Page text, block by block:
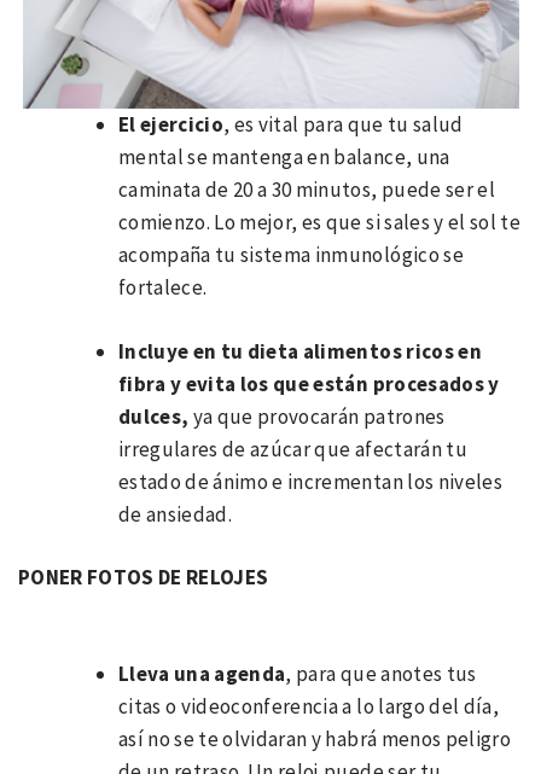
El ejercicio, es vital para que tu salud
mental se mantenga en balance, una
caminata de 20 a 30 minutos, puede ser el
comienzo. Lo mejor, es que si sales y el sol te
acompaña tu sistema inmunológico se
fortalece.
Incluye en tu dieta alimentos ricos en
fibra y evita los que están procesados y
dulces, ya que provocarán patrones
irregulares de azúcar que afectarán tu
estado de ánimo e incrementan los niveles
de ansiedad.
PONER FOTOS DE RELOJES
Lleva una agenda, para que anotes tus
citas o videoconferencia a lo largo del día,
así no se te olvidaran y habrá menos peligro